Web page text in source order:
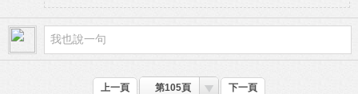
上一頁 第105頁 下一頁